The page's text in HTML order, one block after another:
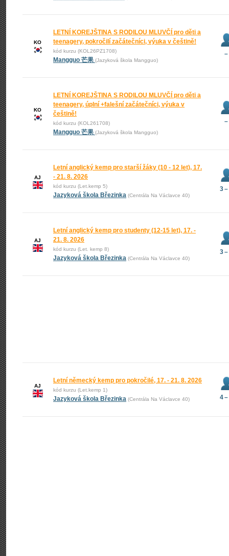
KO
LETNÍ KOREJŠTINA S RODILOU MLUVČÍ pro děti a
teenagery, pokročilí začátečníci, výuka v češtině!
kód kurzu (KOL26PZ1708)
Mangguo 芒果 (Jazyková škola Mangguo)
–
KO
LETNÍ KOREJŠTINA S RODILOU MLUVČÍ pro děti a
teenagery, úplní +falešní začátečníci, výuka v
češtině!
kód kurzu (KOL261708)
Mangguo 芒果 (Jazyková škola Mangguo)
–
AJ
Letní anglický kemp pro starší žáky (10 - 12 let), 17.
- 21. 8. 2026
kód kurzu (Let.kemp 5)
Jazyková škola Březinka (Centrála Na Václavce 40)
3
AJ
Letní anglický kemp pro studenty (12-15 let), 17. -
21. 8. 2026
kód kurzu (Let. kemp 8)
Jazyková škola Březinka (Centrála Na Václavce 40)
3
AJ
Letní německý kemp pro pokročilé, 17. - 21. 8. 2026
kód kurzu (Let.kemp 1)
Jazyková škola Březinka (Centrála Na Václavce 40) 4